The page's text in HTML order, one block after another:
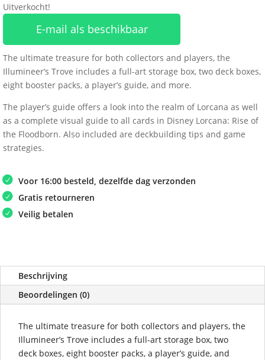
€ 54,95.€ 49,95.
Uitverkocht!
E-mail als beschikbaar
The ultimate treasure for both collectors and players, the
Illumineer’s Trove includes a full-art storage box, two deck boxes,
eight booster packs, a player’s guide, and more.
The player’s guide offers a look into the realm of Lorcana as well
as a complete visual guide to all cards in Disney Lorcana: Rise of
the Floodborn. Also included are deckbuilding tips and game
strategies.
Voor 16:00 besteld, dezelfde dag verzonden
Gratis retourneren
Veilig betalen
Beschrijving
Beoordelingen (0)
The ultimate treasure for both collectors and players, the
Illumineer’s Trove includes a full-art storage box, two
deck boxes, eight booster packs, a player’s guide, and